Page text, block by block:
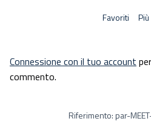
Favoriti
Connessione con il tuo account
commento.
Riferimento: par-